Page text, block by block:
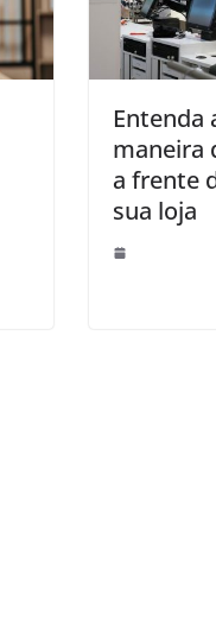
Entenda
maneira
a frente
sua loja